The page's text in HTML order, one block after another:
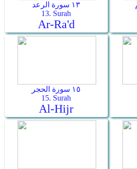
١٣ سورة الرعد
13. Surah
Ar-Ra'd
١٥ سورة الحجر
15. Surah
Al-Hijr